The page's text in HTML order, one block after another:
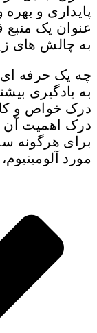
پایداری و
عنوان یک
به چالش های
چه یک حرفه ای
به یادگیری
درک خواص و
درک اهمیت آن
برای هرگونه
مورد